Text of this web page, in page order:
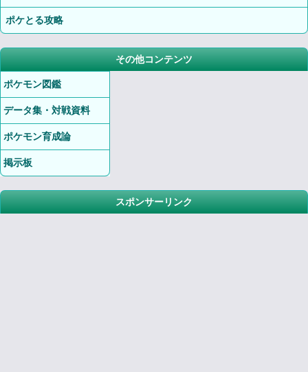
ポケとる攻略
その他コンテンツ
ポケモン図鑑
データ集・対戦資料
ポケモン育成論
掲示板
スポンサーリンク